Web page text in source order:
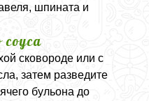
шпината и
сковороде или с
затем разведите
бульона до